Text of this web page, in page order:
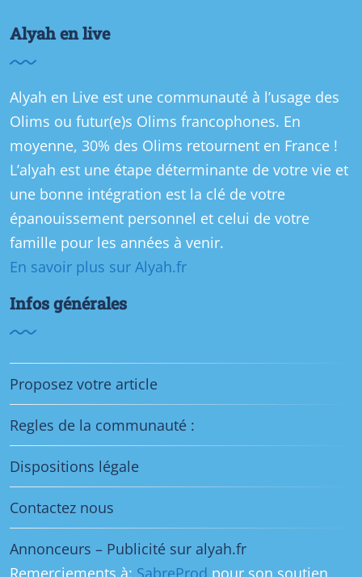
Alyah en live
Alyah en Live est une communauté à l’usage des
Olims ou futur(e)s Olims francophones. En
moyenne, 30% des Olims retournent en France !
L’alyah est une étape déterminante de votre vie et
une bonne intégration est la clé de votre
épanouissement personnel et celui de votre
famille pour les années à venir.
En savoir plus sur Alyah.fr
Infos générales
Proposez votre article
Regles de la communauté :
Dispositions légale
Contactez nous
Annonceurs – Publicité sur alyah.fr
Remerciements à: SabreProd pour son soutien